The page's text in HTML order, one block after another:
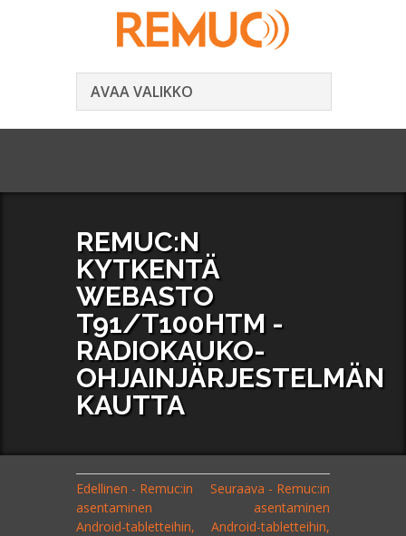
AVAA VALIKKO
REMUC:N
KYTKENTÄ
WEBASTO
T91/T100HTM -
RADIOKAUKO-
OHJAINJÄRJESTELMÄN
KAUTTA
Edellinen - Remuc:in
asentaminen
Android-tabletteihin,
Seuraava - Remuc:in
asentaminen
Android-tabletteihin,